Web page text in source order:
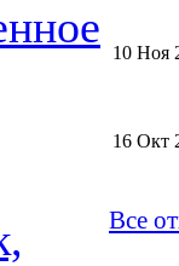
10 Ноя
16 Окт
Все